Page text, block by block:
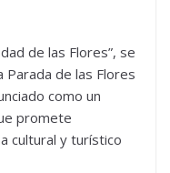
de las Flores”, se
de las Flores
como un
promete
cultural y turístico